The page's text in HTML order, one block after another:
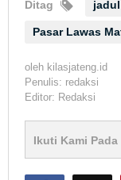
Ditag jadul
Pasar Lawas
oleh kilasjateng.id
Penulis: redaksi
Editor: Redaksi
Ikuti Kami Pada